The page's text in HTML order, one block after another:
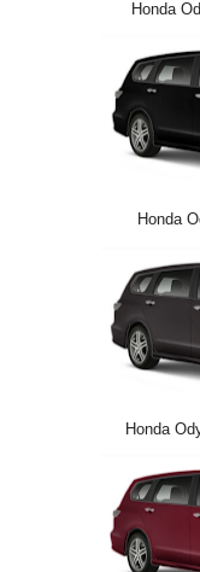
Honda
Honda
Honda